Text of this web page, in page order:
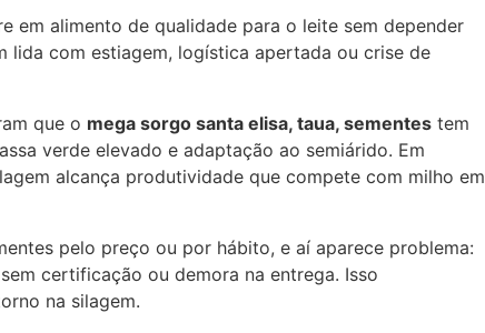
em alimento de qualidade para o leite sem depender
lida com estiagem, logística apertada ou crise de
que o mega sorgo santa elisa, taua, sementes tem
verde elevado e adaptação ao semiárido. Em
alcança produtividade que compete com milho em
pelo preço ou por hábito, e aí aparece problema:
certificação ou demora na entrega. Isso
na silagem.